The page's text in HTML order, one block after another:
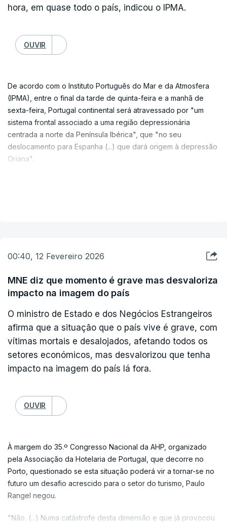
hora, em quase todo o país, indicou o IPMA.
OUVIR
De acordo com o Instituto Português do Mar e da Atmosfera
(IPMA), entre o final da tarde de quinta-feira e a manhã de
sexta-feira, Portugal continental será atravessado por "um
sistema frontal associado a uma região depressionária
centrada a norte da Península Ibérica", que "no seu
deslocamento para Espanha (...) que dará origem à depressão
Oriana".
com rajadas até 80 quilómetros por hora, pode ler-se no
Devido a esta previsão, o IPMA colocou, durante este
período, Viseu, Évora, Porto, Guarda, Vila Real, Setúbal,
Santarém, Viana do Castelo, Lisboa, Leiria, Castelo Branco,
Aveiro, Coimbra, Portalegre e Braga sob aviso amarelo de
chuva.
Estes distritos, juntamente com Bragança, Faro e Beja, vão
estar também sob aviso amarelo de vento.
apesar de não afetar diretamente Portugal continental,
segundo o IPMA, num aviso que termina às 23:59 de hoje.
passagem das depressões Kristin, Leonardo e Marta, que
provocaram também muitas centenas de feridos e
desalojados.
A décima sexta vítima é um homem de 72 anos que caiu no dia
00:40, 12 Fevereiro 2026
MNE diz que momento é grave mas desvaloriza
impacto na imagem do país
O ministro de Estado e dos Negócios Estrangeiros
afirma que a situação que o país vive é grave, com
vítimas mortais e desalojados, afetando todos os
setores económicos, mas desvalorizou que tenha
impacto na imagem do país lá fora.
OUVIR
À margem do 35.º Congresso Nacional da AHP, organizado
pela Associação da Hotelaria de Portugal, que decorre no
Porto, questionado se esta situação poderá vir a tornar-se no
futuro um desafio acrescido para o setor do turismo, Paulo
Rangel negou.
"Não. (...) Numa catástrofe desta dimensão e que já provocou